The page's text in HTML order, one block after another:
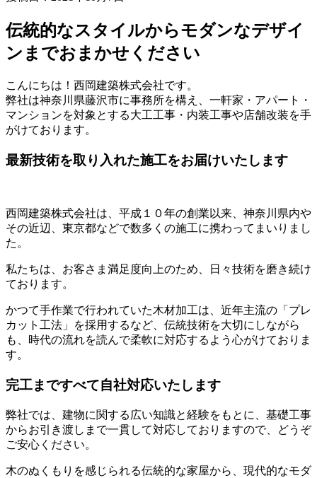
伝統的なスタイルからモダンなデザイ
ンまでおまかせください
こんにちは！西岡建築株式会社です。
弊社は神奈川県藤沢市に事務所を構え、一軒家・アパート・
マンションを対象とする大工工事・内装工事や店舗改装を手
がけております。
最新技術を取り入れた施工をお届けいたします
西岡建築株式会社は、平成１０年の創業以来、神奈川県内や
その近辺、東京都などで数多くの施工に携わってまいりまし
た。
私たちは、お客さま満足度向上のため、日々技術を磨き続け
ております。
かつて手作業で行われていた木材加工は、近年主流の「プレ
カット工法」を採用するなど、伝統技術を大切にしながら
も、時代の流れを読んで柔軟に対応するよう心がけておりま
す。
完工まですべて自社対応いたします
弊社では、建物に関する広い知識と経験をもとに、基礎工事
からお引き渡しまで一貫して対応しておりますので、どうぞ
ご安心ください。
木のぬくもりを感じられる伝統的な家屋から、現代的なモダ